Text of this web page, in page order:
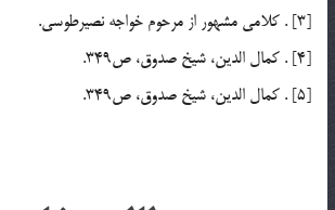
[3] . كلامي مشهور از مرحوم خواجه نصيرطوسي.
[4] . كمال الدين، شيخ صدوق، ص349.
[5] . كمال الدين، شيخ صدوق، ص349.